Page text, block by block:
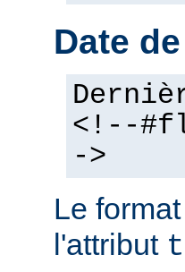
Date
<!--
->
Le
l'attribut